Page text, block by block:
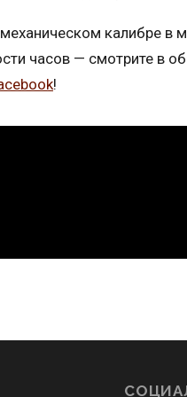
калибре в
часов — смотрите в
!